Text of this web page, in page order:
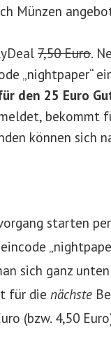
Münzen
7,50 Euro.
„nightpaper“
den 25 Euro
bekommt
können sich
starten
sich ganz
für die nächste
(bzw. 4,50